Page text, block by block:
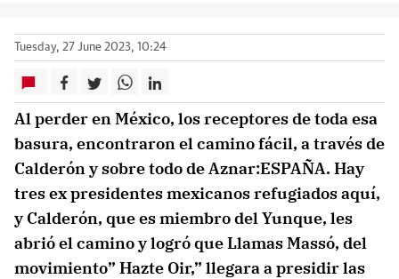
Tuesday, 27 June 2023, 10:24
Al perder en México, los receptores de toda esa
basura, encontraron el camino fácil, a través de
Calderón y sobre todo de Aznar:ESPAÑA. Hay
tres ex presidentes mexicanos refugiados aquí,
y Calderón, que es miembro del Yunque, les
abrió el camino y logró que Llamas Massó, del
movimiento” Hazte Oir,” llegara a presidir las